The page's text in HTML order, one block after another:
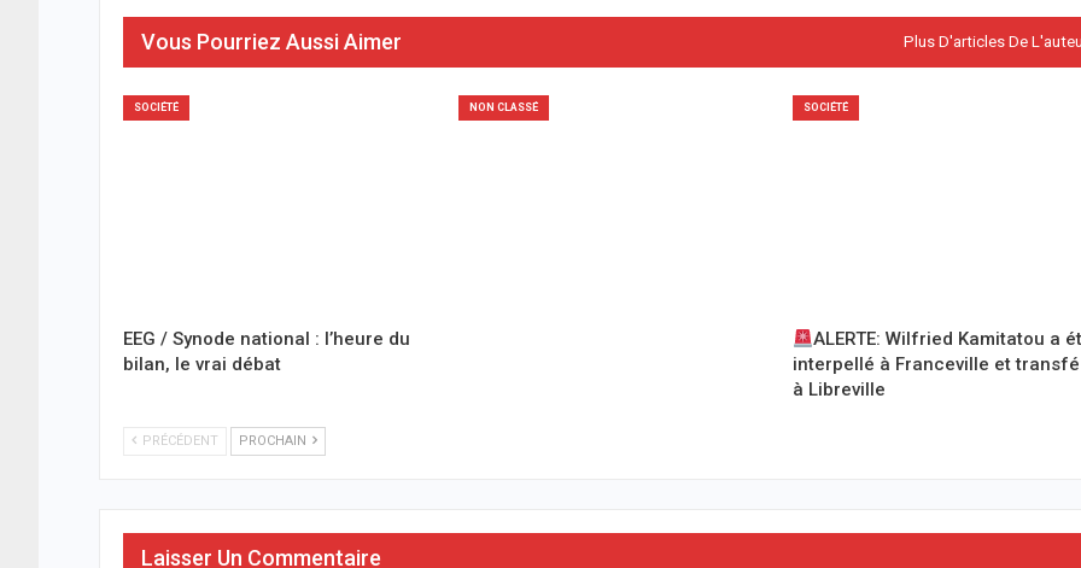
Vous Pourriez Aussi Aimer Plus D'articles De
SOCIÉTÉ
EEG / Synode national : l’heure du
bilan, le vrai débat
NON CLASSÉ SOCIÉTÉ
ALERTE: Wilfried Kamitatou a
interpellé à Franceville et
à Libreville
PRÉCÉDENT PROCHAIN
Laisser Un Commentaire